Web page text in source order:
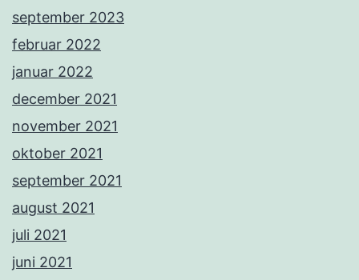
september 2023
februar 2022
januar 2022
december 2021
november 2021
oktober 2021
september 2021
august 2021
juli 2021
juni 2021